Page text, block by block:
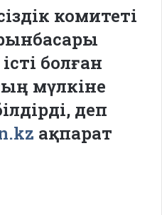
комитеті
болған
мүлкіне
деп
ақпарат